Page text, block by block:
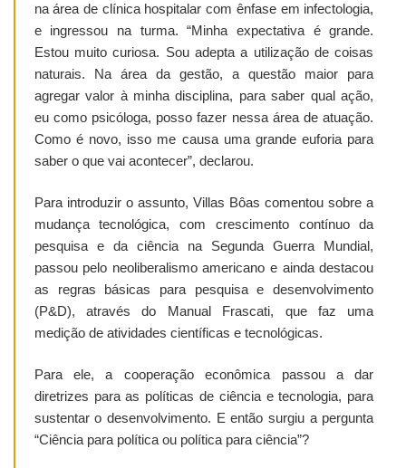
na área de clínica hospitalar com ênfase em infectologia,
e ingressou na turma. “Minha expectativa é grande.
Estou muito curiosa. Sou adepta a utilização de coisas
naturais. Na área da gestão, a questão maior para
agregar valor à minha disciplina, para saber qual ação,
eu como psicóloga, posso fazer nessa área de atuação.
Como é novo, isso me causa uma grande euforia para
saber o que vai acontecer”, declarou.
Para introduzir o assunto, Villas Bôas comentou sobre a
mudança tecnológica, com crescimento contínuo da
pesquisa e da ciência na Segunda Guerra Mundial,
passou pelo neoliberalismo americano e ainda destacou
as regras básicas para pesquisa e desenvolvimento
(P&D), através do Manual Frascati, que faz uma
medição de atividades científicas e tecnológicas.
Para ele, a cooperação econômica passou a dar
diretrizes para as políticas de ciência e tecnologia, para
sustentar o desenvolvimento. E então surgiu a pergunta
“Ciência para política ou política para ciência”?